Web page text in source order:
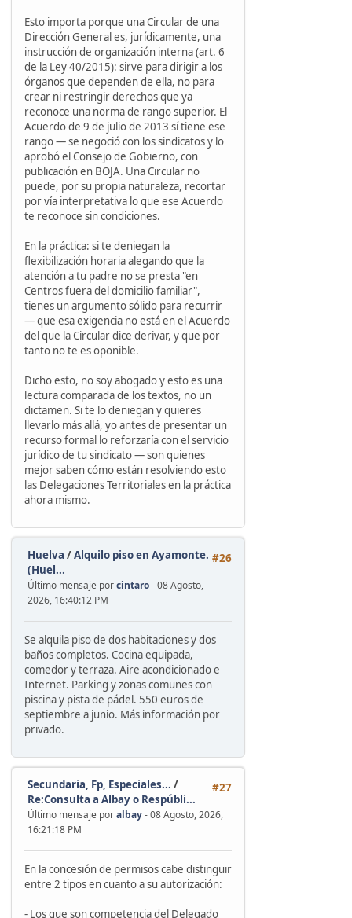
Esto importa porque una Circular de una
Dirección General es, jurídicamente, una
instrucción de organización interna (art. 6
de la Ley 40/2015): sirve para dirigir a los
órganos que dependen de ella, no para
crear ni restringir derechos que ya
reconoce una norma de rango superior. El
Acuerdo de 9 de julio de 2013 sí tiene ese
rango — se negoció con los sindicatos y lo
aprobó el Consejo de Gobierno, con
publicación en BOJA. Una Circular no
puede, por su propia naturaleza, recortar
por vía interpretativa lo que ese Acuerdo
te reconoce sin condiciones.
En la práctica: si te deniegan la
flexibilización horaria alegando que la
atención a tu padre no se presta "en
Centros fuera del domicilio familiar",
tienes un argumento sólido para recurrir
— que esa exigencia no está en el Acuerdo
del que la Circular dice derivar, y que por
tanto no te es oponible.
Dicho esto, no soy abogado y esto es una
lectura comparada de los textos, no un
dictamen. Si te lo deniegan y quieres
llevarlo más allá, yo antes de presentar un
recurso formal lo reforzaría con el servicio
jurídico de tu sindicato — son quienes
mejor saben cómo están resolviendo esto
las Delegaciones Territoriales en la práctica
ahora mismo.
#26
Huelva /Alquilo piso en Ayamonte.
(Huel...
Último mensaje porcintaro- 08 Agosto,
2026, 16:40:12 PM
Se alquila piso de dos habitaciones y dos
baños completos. Cocina equipada,
comedor y terraza. Aire acondicionado e
Internet. Parking y zonas comunes con
piscina y pista de pádel. 550 euros de
septiembre a junio. Más información por
privado.
#27
Secundaria, Fp, Especiales... /
Re:Consulta a Albay o Respúbli...
Último mensaje poralbay- 08 Agosto, 2026,
16:21:18 PM
En la concesión de permisos cabe distinguir
entre 2 tipos en cuanto a su autorización:
- Los que son competencia del Delegado